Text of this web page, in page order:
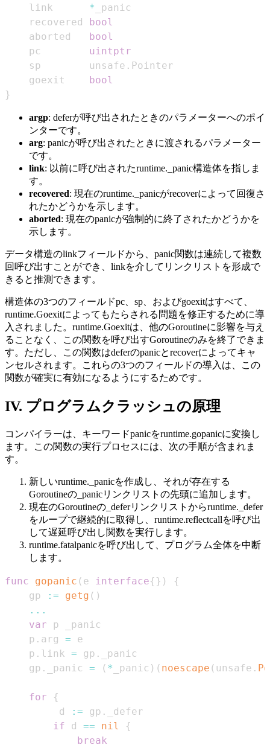
	link
*
	recovered
bool
	aborted
bool
	pc
uintptr
	sp        unsafe
.
	goexit
bool
}
argp: deferが呼び出されたときのパラメーターへのポイ
ンターです。
arg: panicが呼び出されたときに渡されるパラメーター
です。
link: 以前に呼び出されたruntime._panic構造体を指しま
す。
recovered: 現在のruntime._panicがrecoverによって回復さ
れたかどうかを示します。
aborted: 現在のpanicが強制的に終了されたかどうかを
示します。
データ構造のlinkフィールドから、panic関数は連続して複数
回呼び出すことができ、linkを介してリンクリストを形成で
きると推測できます。
構造体の3つのフィールドpc、sp、およびgoexitはすべて、
runtime.Goexitによってもたらされる問題を修正するために導
入されました。runtime.Goexitは、他のGoroutineに影響を与え
ることなく、この関数を呼び出すGoroutineのみを終了できま
す。ただし、この関数はdeferのpanicとrecoverによってキャ
ンセルされます。これらの3つのフィールドの導入は、この
関数が確実に有効になるようにするためです。
IV. プログラムクラッシュの原理
コンパイラーは、キーワードpanicをruntime.gopanicに変換し
ます。この関数の実行プロセスには、次の手順が含まれま
す。
新しいruntime._panicを作成し、それが存在する
Goroutineの_panicリンクリストの先頭に追加します。
現在のGoroutineの_deferリンクリストからruntime._defer
をループで継続的に取得し、runtime.reflectcallを呼び出
して遅延呼び出し関数を実行します。
runtime.fatalpanicを呼び出して、プログラム全体を中断
します。
func gopanic ( e interface{ } )
{
	gp
:= getg ( )
...
var
	p
. arg =
	p
. link = gp .
	gp
. _panic = ( * _panic ) ( noescape ( unsafe .
for
{
		 d
:= gp .
if d == nil
{
break